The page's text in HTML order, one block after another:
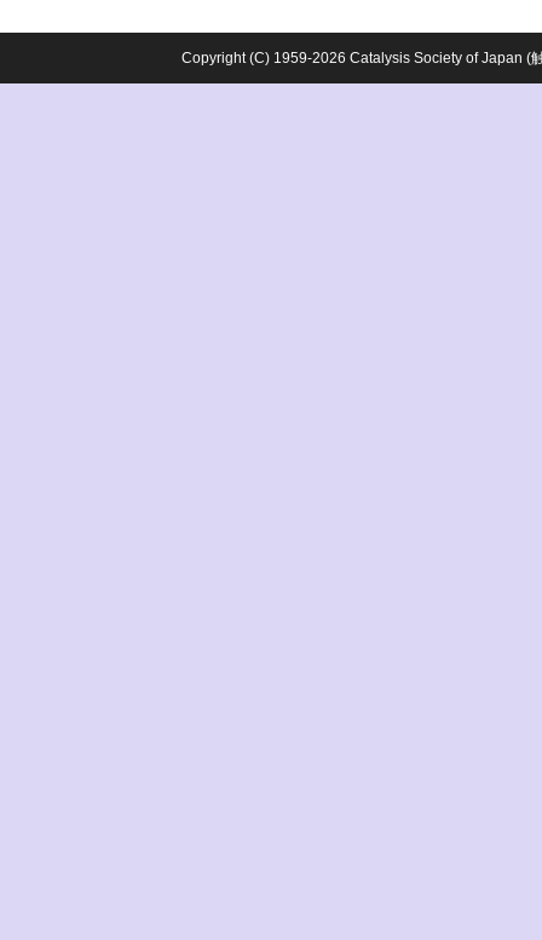
Copyright (C) 1959-2026 Catalysis Society of Japan (